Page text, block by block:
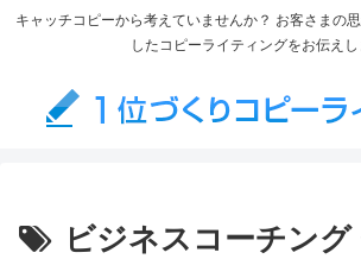
キャッチコピーから考えていませんか？ お客さまの
したコピーライティングをお伝えし
ビジネスコーチン